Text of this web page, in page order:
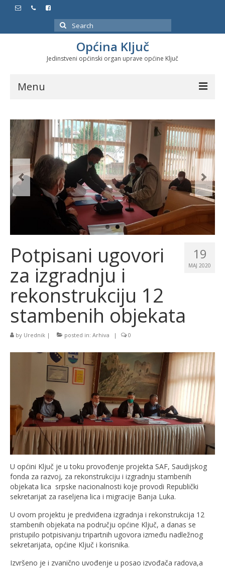
Search
for:
Općina Ključ
Jedinstveni općinski organ uprave općine Ključ
Menu
Službeni glasnici
Javne nabavke
Značajni datumi i manifestacije
Program energetske efikasnosti u stambenom
19
MAJ 2020
Potpisani ugovori
za izgradnju i
rekonstrukciju 12
stambenih objekata
by Urednik | posted in: Arhiva | 0
U općini Ključ je u toku provođenje projekta SAF, Saudijskog
fonda za razvoj, za rekonstrukciju i izgradnju stambenih
objekata lica srpske nacionalnosti koje provodi Republički
sekretarijat za raseljena lica i migracije Banja Luka.
U ovom projektu je predviđena izgradnja i rekonstrukcija 12
stambenih objekata na području općine Ključ, a danas se
pristupilo potpisivanju tripartnih ugovora između nadležnog
sekretarijata, općine Ključ i korisnika.
Izvršeno je i zvanično uvođenje u posao izvođača radova,a